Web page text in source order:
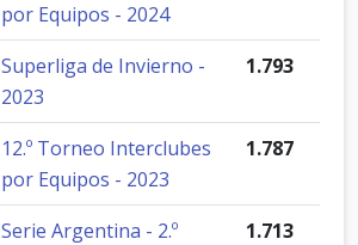
por Equipos - 2024
Superliga de Invierno -
2023
1.793
12.º Torneo Interclubes
por Equipos - 2023
1.787
Serie Argentina - 2.º
1.713